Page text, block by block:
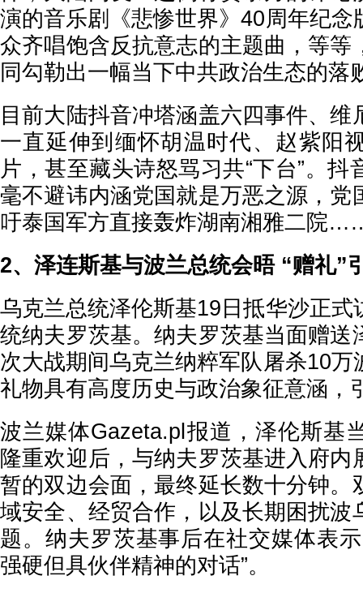
演的音乐剧《悲惨世界》40周年纪念
众齐唱饱含反抗意志的主题曲，等等
同勾勒出一幅当下中共政治生态的
目前大陆抖音冲塔涵盖六四事件、维
一直延伸到缅怀胡温时代、赵紫阳
片，甚至藏头诗怒骂习共“下台”。
毫不避讳内涵党国就是万恶之源，党
吁泰国军方直接轰炸湖南湘雅二院
2、泽连斯基与波兰总统会晤 “赠礼”
乌克兰总统泽伦斯基19日抵华沙正式
统纳夫罗茨基。纳夫罗茨基当面赠送
次大战期间乌克兰纳粹军队屠杀10万
礼物具有高度历史与政治象征意涵，
波兰媒体Gazeta.pl报道，泽伦斯基
隆重欢迎后，与纳夫罗茨基进入府内
暂的双边会面，最终延长数十分钟。
域安全、经贸合作，以及长期困扰波
题。纳夫罗茨基事后在社交媒体表
强硬但具伙伴精神的对话”。